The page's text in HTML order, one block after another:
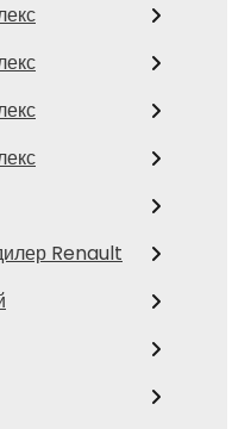
Renault